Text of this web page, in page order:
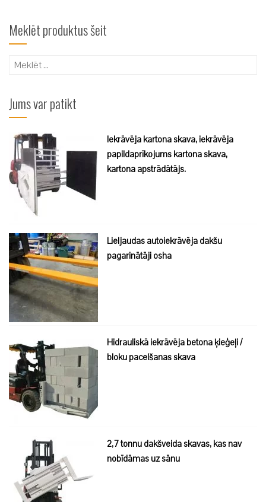
Meklēt produktus šeit
Meklēt:
Jums var patikt
Iekrāvēja kartona skava, iekrāvēja
papildaprīkojums kartona skava,
kartona apstrādātājs.
Lieljaudas autoiekrāvēja dakšu
pagarinātāji osha
Hidrauliskā iekrāvēja betona ķieģeļi /
bloku pacelšanas skava
2,7 tonnu dakšveida skavas, kas nav
nobīdāmas uz sānu